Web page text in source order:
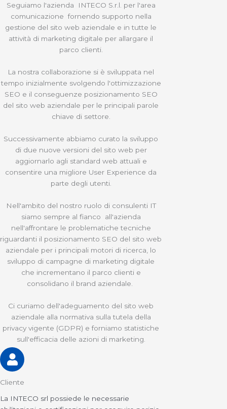
Seguiamo l'azienda INTECO S.r.l. per l'area
comunicazione fornendo supporto nella
gestione del sito web aziendale e in tutte le
attività di marketing digitale per allargare il
parco clienti.
La nostra collaborazione si è sviluppata nel
tempo inizialmente svolgendo l'ottimizzazione
SEO e il conseguenze posizionamento SEO
del sito web aziendale per le principali parole
chiave di settore.
Successivamente abbiamo curato la sviluppo
di due nuove versioni del sito web per
aggiornarlo agli standard web attuali e
consentire una migliore User Experience da
parte degli utenti.
Nell'ambito del nostro ruolo di consulenti IT
siamo sempre al fianco all'azienda
nell'affrontare le problematiche tecniche
riguardanti il posizionamento SEO del sito web
aziendale per i principali motori di ricerca, lo
sviluppo di campagne di marketing digitale
che incrementano il parco clienti e
consolidano il brand aziendale.
Ci curiamo dell'adeguamento del sito web
aziendale alla normativa sulla tutela della
privacy vigente (GDPR) e forniamo statistiche
sull'efficacia delle azioni di marketing.
Cliente
La INTECO srl possiede le necessarie